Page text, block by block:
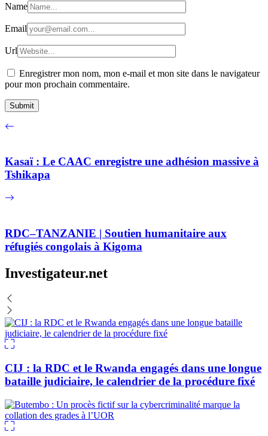
Name
Email
Url
Enregistrer mon nom, mon e-mail et mon site dans le navigateur
pour mon prochain commentaire.
Kasaï : Le CAAC enregistre une adhésion massive à
Tshikapa
RDC–TANZANIE | Soutien humanitaire aux
réfugiés congolais à Kigoma
Investigateur.net
CIJ : la RDC et le Rwanda engagés dans une longue
bataille judiciaire, le calendrier de la procédure fixé